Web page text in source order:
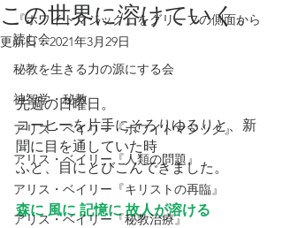
『ホワイトマジック』をグリーフの側面から
読む会
秘教を生きる力の源にする会
神智学・秘教
アリス・ベイリー『ホワイトマジック』
アリス・ベイリー『人類の問題』
アリス・ベイリー『キリストの再臨』
アリス・ベイリー『秘教治療』
この世界に溶けていく。
更新日：2021年3月29日
先週の日曜日。
コーヒーを片手にそろりゆるりと、新
聞に目を通していた時
ふと、目にとびこんできました。
森に 風に 記憶に 故人が溶ける